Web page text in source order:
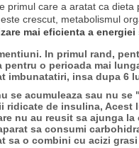
primul care a aratat ca
crescut, metabolismul
mai eficienta a
In primul rand,
o perioada mai
imbunatatiri, insa dupa 6
se acumuleaza sau nu
ridicate de insulina, Acest
nu au reusit sa ajunga
sa consumi
sa o combini cu acizi grasi